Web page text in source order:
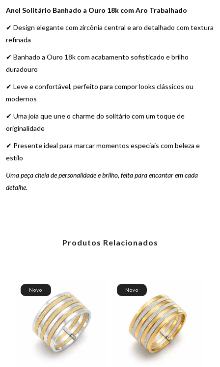
Anel Solitário Banhado a Ouro 18k com Aro Trabalhado
✔ Design elegante com zircônia central e aro detalhado com textura
refinada
✔ Banhado a Ouro 18k com acabamento sofisticado e brilho
duradouro
✔ Leve e confortável, perfeito para compor looks clássicos ou
modernos
✔ Uma joia que une o charme do solitário com um toque de
originalidade
✔ Presente ideal para marcar momentos especiais com beleza e
estilo
Uma peça cheia de personalidade e brilho, feita para encantar em cada
detalhe.
Produtos Relacionados
Novo Novo